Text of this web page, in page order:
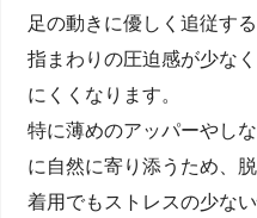
足の動きに優しく追従す
指まわりの圧迫感が少な
にくくなります。
特に薄めのアッパーやし
に自然に寄り添うため、
着用でもストレスの少な